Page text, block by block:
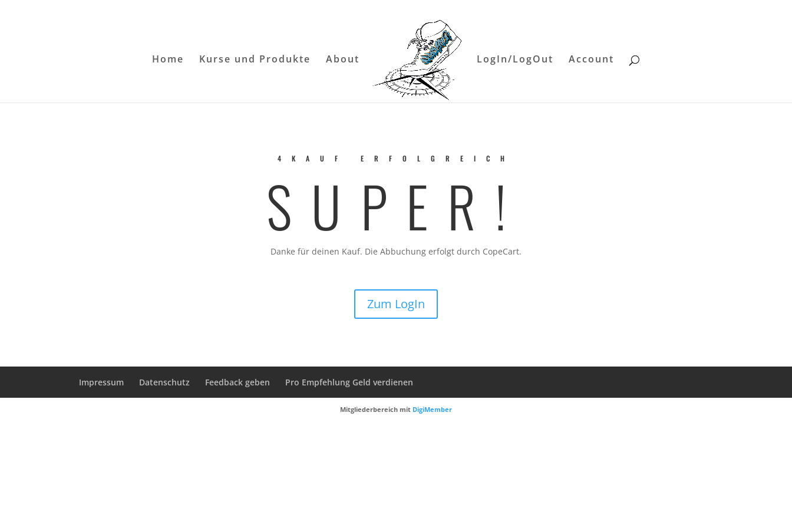
Home Kurse und Produkte About LogIn/LogOut Account
4KAUF ERFOLGREICH
SUPER!
Danke für deinen Kauf. Die Abbuchung erfolgt durch CopeCart.
Zum LogIn
Impressum Datenschutz Feedback geben Pro Empfehlung Geld verdienen
Mitgliederbereich mit DigiMember